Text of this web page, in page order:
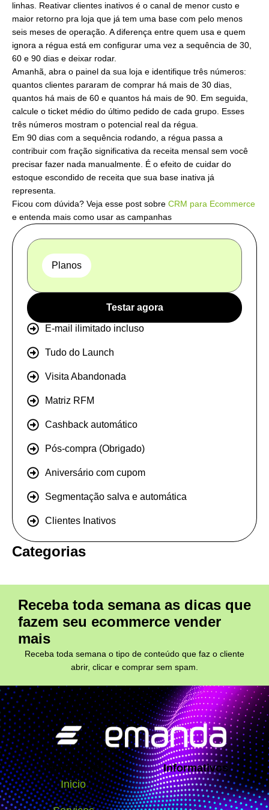
linhas. Reativar clientes inativos é o canal de menor custo e
maior retorno pra loja que já tem uma base com pelo menos
seis meses de operação. A diferença entre quem usa e quem
ignora a régua está em configurar uma vez a sequência de 30,
60 e 90 dias e deixar rodar.
Amanhã, abra o painel da sua loja e identifique três números:
quantos clientes pararam de comprar há mais de 30 dias,
quantos há mais de 60 e quantos há mais de 90. Em seguida,
calcule o ticket médio do último pedido de cada grupo. Esses
três números mostram o potencial real da régua.
Em 90 dias com a sequência rodando, a régua passa a
contribuir com fração significativa da receita mensal sem você
precisar fazer nada manualmente. É o efeito de cuidar do
estoque escondido de receita que sua base inativa já
representa.
Ficou com dúvida? Veja esse post sobre CRM para Ecommerce
e entenda mais como usar as campanhas
Planos
Testar agora
E-mail ilimitado incluso
Tudo do Launch
Visita Abandonada
Matriz RFM
Cashback automático
Pós-compra (Obrigado)
Aniversário com cupom
Segmentação salva e automática
Clientes Inativos
Categorias
Receba toda semana as dicas que
fazem seu ecommerce vender
mais
Receba toda semana o tipo de conteúdo que faz o cliente
abrir, clicar e comprar sem spam.
Navegação
Inicio
Informativos